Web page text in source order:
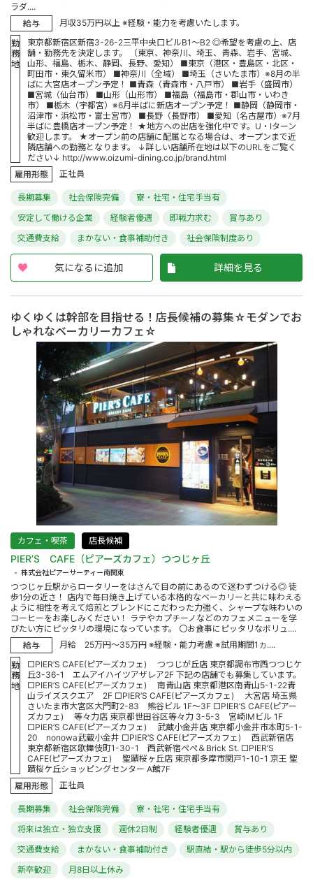
ラダ....
給与
月収35万円以上 ※経験・能力を考慮いたします。
勤
務
地
東京都新宿区新宿3-26-2三平中央口ビルB1～B2 ◎希望を考慮の上、店
舗・勤務先を決定します。 （東京、神奈川、埼玉、青森、岩手、宮城、
山形、福島、栃木、静岡、長野、愛知） ■東京（港区・豊島区・北区・
町田市・東久留米市） ■神奈川（全域） ■埼玉（さいたま市）※8月の半
ばに大宮店オープン予定！ ■青森（青森市・八戸市） ■岩手（盛岡市）
■宮城（仙台市） ■山形（山形市） ■福島（福島市・郡山市・いわき
市） ■栃木（宇都宮）※6月半ばに新店オープン予定！ ■静岡（静岡市・
沼津市・浜松市・富士宮市） ■長野（長野市） ■愛知（名古屋市）※7月
半ばに豊橋店オープン予定！ ★地方への出店を強化中です。U・Iターン
歓迎します。 ★オープン前の店舗に配属となる場合は、オープンまで近
隣店舗への勤務となります。 ↓詳しい店舗所在地は以下のURLをご覧く
ださい↓ http://www.oizumi-dining.co.jp/brand.html
雇用形態
正社員
長期募集 社会保険完備
寮・社宅・住宅手当有
安定して働ける企業
経験者優遇 即戦力求む
賞与あり
交通費支給
まかない・食事補助付き 社会保険制度あり
気になるに追加 詳細を見る
ゆくゆくは幹部を目指せる！店長候補の募集☆モダンでお
しゃれなベーカリーカフェ☆
カフェ・喫茶 店長候補
PIER’S CAFE（ピアーズカフェ）つつじヶ丘
株式会社ピアーサーティー南関東
つつじヶ丘駅からロータリーをはさんで目の前にあるので迷わずつける◎ 徒
歩1分の近さ！ 店内で毎日焼き上げている本格的なベーカリーと共に味わえる
ように相性を考えて焙煎とブレンドにこだわった力強く、シャープな味わいの
コーヒーをお楽しみください！ ラテやカプチーノなどのカフェメニューを学
びたい方にピッタリの環境になっています。 〇お食事にピッタリなボリュ....
給与
月給 25万円～35万円 ※経験・能力考慮 ※試用期間1ヵ....
勤
務
地
□PIER’S CAFE(ピアーズカフェ) つつじが丘店 東京都調布市西つつじケ
丘3-36-1 エムアイハイツアザレア2F 下記の店舗でも募集しています。
□PIER’S CAFE(ピアーズカフェ) 南青山店 東京都港区南青山5-1-22青
山ライズスクエア 2F □PIER’S CAFE(ピアーズカフェ) 大宮店 埼玉県
さいたま市大宮区大門町2-83 熊谷ビル 1F～3F □PIER’S CAFE(ピアー
ズカフェ) 等々力店 東京都世田谷区等々力 3-5-3 宮崎IMビル 1F
□PIER’S CAFE(ピアーズカフェ) 武蔵小金井店 東京都小金井市本町5-1-
20 nonowa武蔵小金井 □PIER’S CAFE(ピアーズカフェ) 西武新宿店
東京都新宿区歌舞伎町1-30-1 西武新宿ぺぺ＆Brick St. □PIER’S
CAFE(ピアーズカフェ) 聖蹟桜ヶ丘店 東京都多摩市関戸1-10-1 京王 聖
蹟桜ケ丘ショッピングセンター A館7F
雇用形態
正社員
長期募集 社会保険完備
寮・社宅・住宅手当有
将来は独立・独立支援
週休2日制 経験者優遇
賞与あり
交通費支給
まかない・食事補助付き
駅直結・駅から徒歩5分以内
新卒歓迎
月8日以上休み